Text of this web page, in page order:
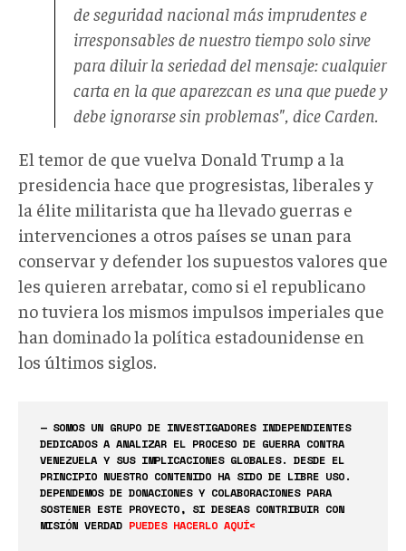
de seguridad nacional más imprudentes e
irresponsables de nuestro tiempo solo sirve
para diluir la seriedad del mensaje: cualquier
carta en la que aparezcan es una que puede y
debe ignorarse sin problemas", dice Carden.
El temor de que vuelva Donald Trump a la
presidencia hace que progresistas, liberales y
la élite militarista que ha llevado guerras e
intervenciones a otros países se unan para
conservar y defender los supuestos valores que
les quieren arrebatar, como si el republicano
no tuviera los mismos impulsos imperiales que
han dominado la política estadounidense en
los últimos siglos.
— SOMOS UN GRUPO DE INVESTIGADORES INDEPENDIENTES
DEDICADOS A ANALIZAR EL PROCESO DE GUERRA CONTRA
VENEZUELA Y SUS IMPLICACIONES GLOBALES. DESDE EL
PRINCIPIO NUESTRO CONTENIDO HA SIDO DE LIBRE USO.
DEPENDEMOS DE DONACIONES Y COLABORACIONES PARA
SOSTENER ESTE PROYECTO, SI DESEAS CONTRIBUIR CON
MISIÓN VERDAD PUEDES HACERLO AQUÍ<